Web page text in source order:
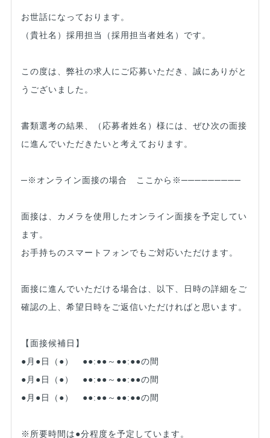
お世話になっております。
（貴社名）採用担当（採用担当者姓名）です。
この度は、弊社の求人にご応募いただき、誠にありがと
うございました。
書類選考の結果、（応募者姓名）様には、ぜひ次の面接
に進んでいただきたいと考えております。
─※オンライン面接の場合 ここから※─────────
面接は、カメラを使用したオンライン面接を予定してい
ます。
お手持ちのスマートフォンでもご対応いただけます。
面接に進んでいただける場合は、以下、日時の詳細をご
確認の上、希望日時をご返信いただければと思います。
【面接候補日】
●月●日（●） ●●:●●～●●:●●の間
●月●日（●） ●●:●●～●●:●●の間
●月●日（●） ●●:●●～●●:●●の間
※所要時間は●分程度を予定しています。